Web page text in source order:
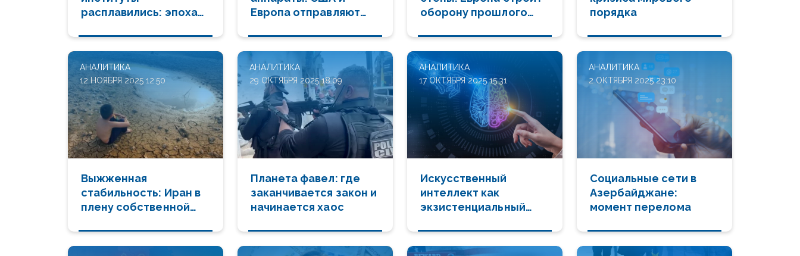
расплавились: эпоха
стресса наступила
Европа отправляют
санитарный штопор
оборону прошлого
будущего
порядка
АНАЛИТИКА
12 НОЯБРЯ 2025 12:50
Выжженная
стабильность: Иран в
плену собственной
АНАЛИТИКА
29 ОКТЯБРЯ 2025 18:09
Планета фавел: где
заканчивается закон и
начинается хаос
АНАЛИТИКА
17 ОКТЯБРЯ 2025 15:31
Искусственный
интеллект как
экзистенциальный
мировой политики
АНАЛИТИКА
2 ОКТЯБРЯ 2025 23:10
Социальные сети в
Азербайджане:
момент перелома